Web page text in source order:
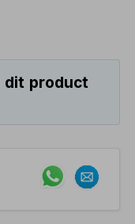
dit product